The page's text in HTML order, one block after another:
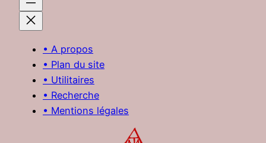
• A propos
• Plan du site
• Utilitaires
• Recherche
• Mentions légales